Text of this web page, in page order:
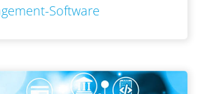
Software